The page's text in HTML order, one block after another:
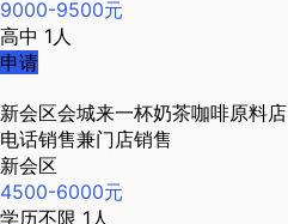
9000-9500元
高中 1人
申请
新会区会城来一杯奶茶咖啡原料店
电话销售兼门店销售
新会区
4500-6000元
学历不限 1人